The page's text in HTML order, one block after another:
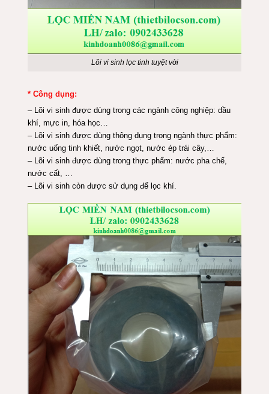
Lõi vi sinh lọc tinh tuyệt vời
* Công dụng:
– Lõi vi sinh được dùng trong các ngành công nghiệp: dầu
khí, mực in, hóa học…
– Lõi vi sinh được dùng thông dụng trong ngành thực phẩm:
nước uống tinh khiết, nước ngọt, nước ép trái cây,…
– Lõi vi sinh được dùng trong thực phẩm: nước pha chế,
nước cất, …
– Lõi vi sinh còn được sử dụng để lọc khí.